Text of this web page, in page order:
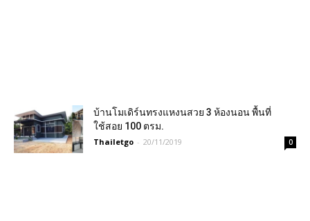
บ้านโมเดิร์นทรงแหงนสวย 3 ห้องนอน พื้นที่
ใช้สอย 100 ตรม.
Thailetgo - 20/11/2019 0